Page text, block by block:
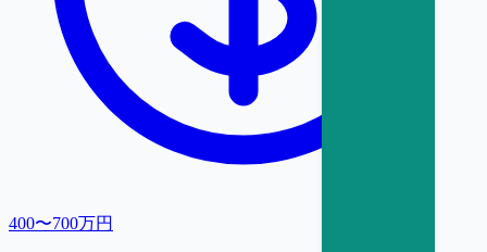
400〜700万円